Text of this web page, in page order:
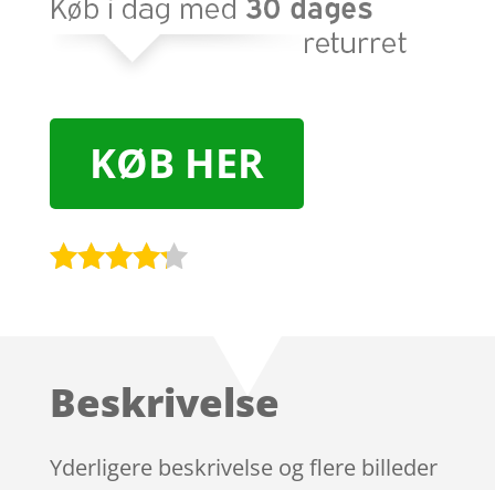
KØB HER
på
mmelser
Beskrivelse
Yderligere beskrivelse og flere billeder